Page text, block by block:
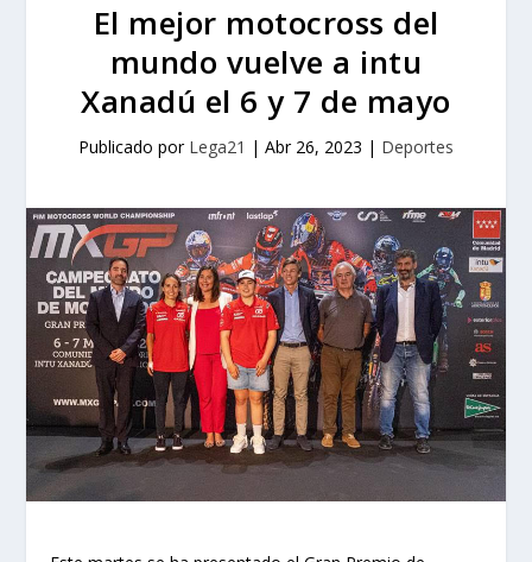
El mejor motocross del
mundo vuelve a intu
Xanadú el 6 y 7 de mayo
Publicado por Lega21 | Abr 26, 2023 | Deportes